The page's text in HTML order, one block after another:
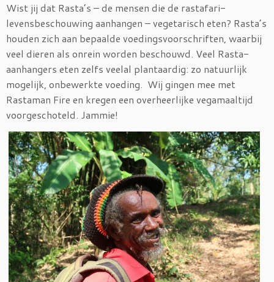
Wist jij dat Rasta’s – de mensen die de rastafari-
levensbeschouwing aanhangen – vegetarisch eten? Rasta’s
houden zich aan bepaalde voedingsvoorschriften, waarbij
veel dieren als onrein worden beschouwd. Veel Rasta-
aanhangers eten zelfs veelal plantaardig: zo natuurlijk
mogelijk, onbewerkte voeding. Wij gingen mee met
Rastaman Fire en kregen een overheerlijke vegamaaltijd
voorgeschoteld. Jammie!